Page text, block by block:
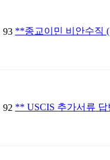
93 **종교이민 비안수직
92 ** USCIS 추가서류